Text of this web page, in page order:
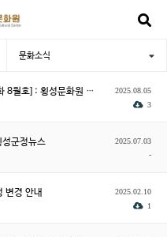
문화소식
2025년 한국문화원연합회 [우리문화 8월호] : 횡성문화원 소개
2025.08.05
3
군정뉴스
2025.07.03
-
변경 안내
2025.02.10
1